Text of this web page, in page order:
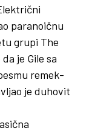
paranoičnu
grupi The
je Gile sa
remek-
je duhovit